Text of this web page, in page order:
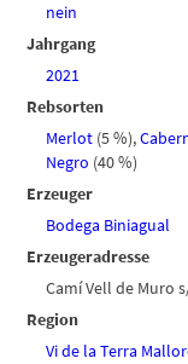
nein
Jahrgang
2021
Rebsorten
Merlot (5 %),
Negro (40 %)
Erzeuger
Bodega Biniagual
Erzeugeradresse
Camí Vell de Muro
Region
Vi de la Terra